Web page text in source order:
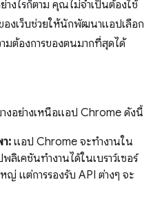
งไรก็ตาม คุณไม่จำเป็นต้องใช้
องเว็บช่วยให้นักพัฒนาแอปเลือก
มต้องการของตนมากที่สุดได้
งอย่างเหนือแอป Chrome ดังนี้
: แอป Chrome จะทำงานใน
เคชันทำงานได้ในเบราว์เซอร์
แต่การรองรับ API ต่างๆ จะ